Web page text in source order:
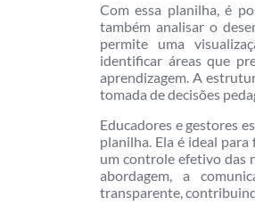
Com essa planilha, é
também analisar o
permite uma
identificar áreas que
aprendizagem. A
tomada de decisões
Educadores e gestores
planilha. Ela é ideal
um controle efetivo das
abordagem, a
transparente,